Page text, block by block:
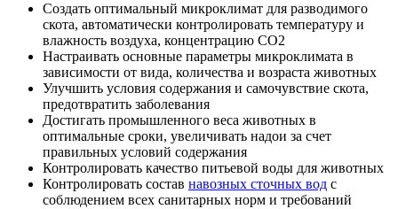
Создать оптимальный микроклимат для разводимого
скота, автоматически контролировать температуру и
влажность воздуха, концентрацию CO2
Настраивать основные параметры микроклимата в
зависимости от вида, количества и возраста животных
Улучшить условия содержания и самочувствие скота,
предотвратить заболевания
Достигать промышленного веса животных в
оптимальные сроки, увеличивать надои за счет
правильных условий содержания
Контролировать качество питьевой воды для животных
Контролировать состав навозных сточных вод с
соблюдением всех санитарных норм и требований